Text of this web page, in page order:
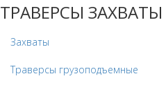
ТРАВЕРСЫ ЗАХВАТЫ
Захваты
Траверсы грузоподъемные